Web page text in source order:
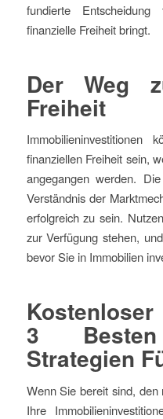
fundierte
finanzielle Freiheit bringt.
Der Weg
Freiheit
finanziellen Freiheit sein,
angegangen werden.
Verständnis der
erfolgreich zu sein.
zur Verfügung stehen,
bevor Sie in Immobilien
3 Besten
Strategien
Wenn Sie bereit sind,
Ihre